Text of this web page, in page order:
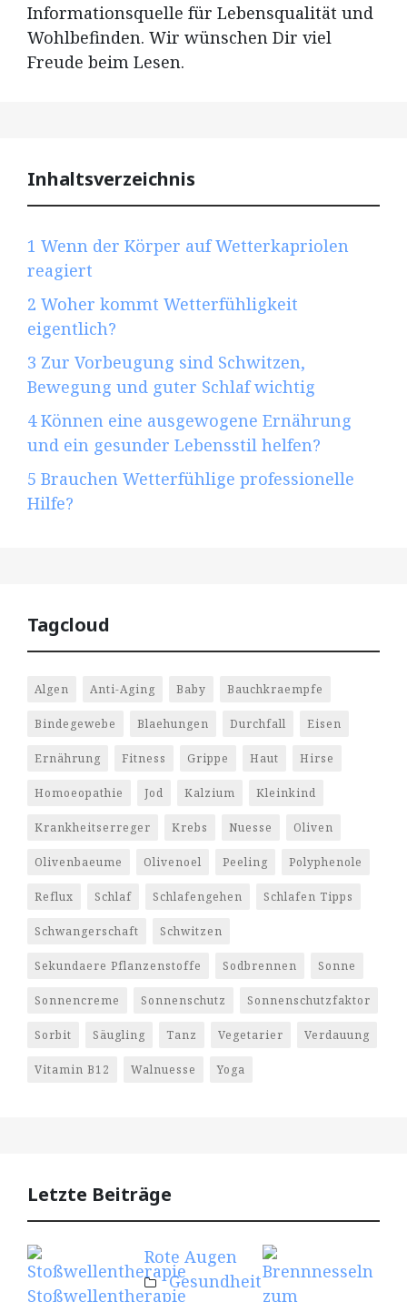
Informationsquelle für Lebensqualität und
Wohlbefinden. Wir wünschen Dir viel
Freude beim Lesen.
Inhaltsverzeichnis
1 Wenn der Körper auf Wetterkapriolen
reagiert
2 Woher kommt Wetterfühligkeit
eigentlich?
3 Zur Vorbeugung sind Schwitzen,
Bewegung und guter Schlaf wichtig
4Können eine ausgewogene Ernährung
und ein gesunder Lebensstil helfen?
5 Brauchen Wetterfühlige professionelle
Hilfe?
Tagcloud
Algen Anti-Aging Baby Bauchkraempfe
Bindegewebe Blaehungen Durchfall Eisen
Ernährung Fitness Grippe Haut Hirse
Homoeopathie Jod Kalzium Kleinkind
Krankheitserreger Krebs Nuesse Oliven
Olivenbaeume Olivenoel Peeling Polyphenole
Reflux Schlaf Schlafengehen Schlafen Tipps
Schwangerschaft Schwitzen
Sekundaere Pflanzenstoffe Sodbrennen Sonne
Sonnencreme Sonnenschutz Sonnenschutzfaktor
Sorbit Säugling Tanz Vegetarier Verdauung
Vitamin B12 Walnuesse Yoga
Letzte Beiträge
Stoßwellentherapie
Rote Augen
Gesundheit